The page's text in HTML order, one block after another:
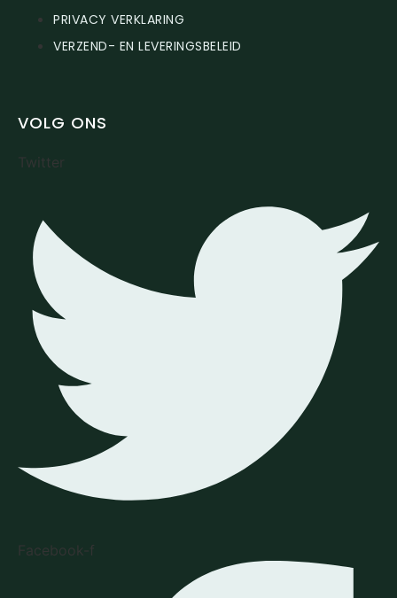
PRIVACY VERKLARING
VERZEND- EN LEVERINGSBELEID
VOLG ONS
Twitter
Facebook-f